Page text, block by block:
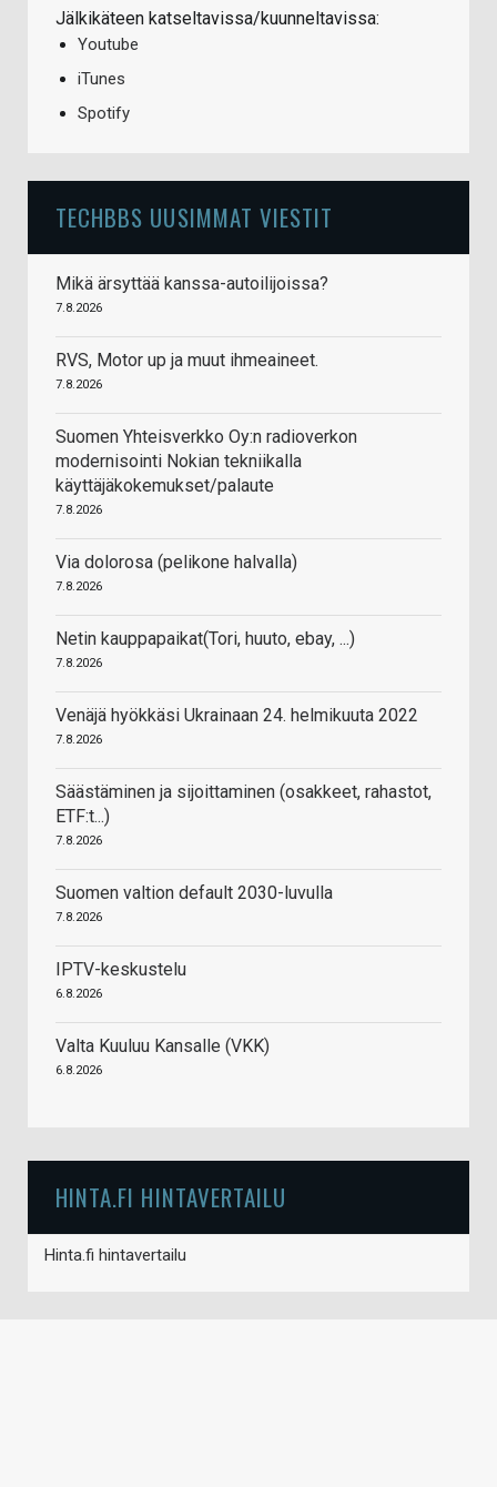
Jälkikäteen katseltavissa/kuunneltavissa:
Youtube
iTunes
Spotify
TECHBBS UUSIMMAT VIESTIT
Mikä ärsyttää kanssa-autoilijoissa?
7.8.2026
RVS, Motor up ja muut ihmeaineet.
7.8.2026
Suomen Yhteisverkko Oy:n radioverkon
modernisointi Nokian tekniikalla
käyttäjäkokemukset/palaute
7.8.2026
Via dolorosa (pelikone halvalla)
7.8.2026
Netin kauppapaikat(Tori, huuto, ebay, ...)
7.8.2026
Venäjä hyökkäsi Ukrainaan 24. helmikuuta 2022
7.8.2026
Säästäminen ja sijoittaminen (osakkeet, rahastot,
ETF:t...)
7.8.2026
Suomen valtion default 2030-luvulla
7.8.2026
IPTV-keskustelu
6.8.2026
Valta Kuuluu Kansalle (VKK)
6.8.2026
HINTA.FI HINTAVERTAILU
Hinta.fi hintavertailu